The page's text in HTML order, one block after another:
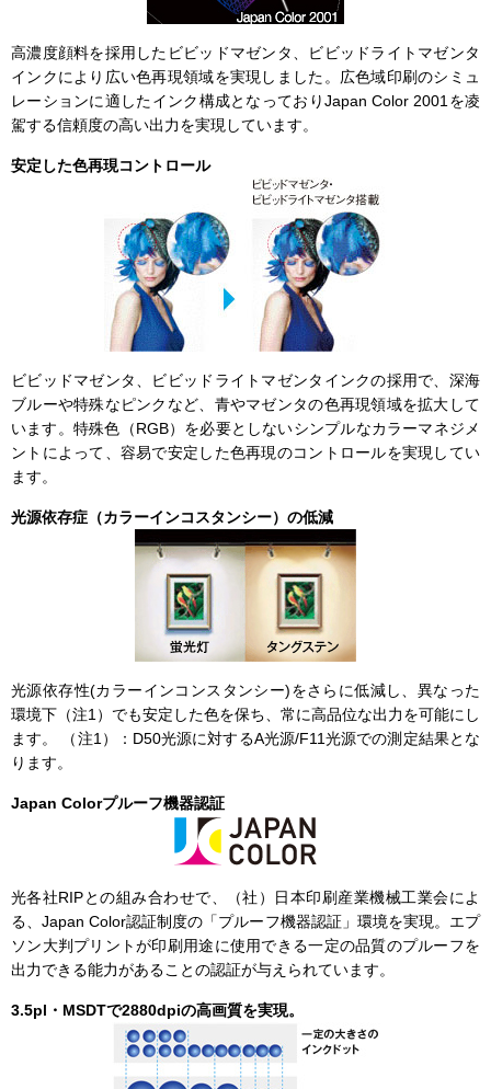
高濃度顔料を採用したビビッドマゼンタ、ビビッドライトマゼンタ
インクにより広い色再現領域を実現しました。広色域印刷のシミュ
レーションに適したインク構成となっておりJapan Color 2001を凌
駕する信頼度の高い出力を実現しています。
安定した色再現コントロール
ビビッドマゼンタ、ビビッドライトマゼンタインクの採用で、深海
ブルーや特殊なピンクなど、青やマゼンタの色再現領域を拡大して
います。特殊色（RGB）を必要としないシンプルなカラーマネジメ
ントによって、容易で安定した色再現のコントロールを実現してい
ます。
光源依存症（カラーインコスタンシー）の低減
光源依存性(カラーインコンスタンシー)をさらに低減し、異なった
環境下（注1）でも安定した色を保ち、常に高品位な出力を可能にし
ます。 （注1）：D50光源に対するA光源/F11光源での測定結果とな
ります。
Japan Colorプルーフ機器認証
光各社RIPとの組み合わせで、（社）日本印刷産業機械工業会によ
る、Japan Color認証制度の「プルーフ機器認証」環境を実現。エプ
ソン大判プリントが印刷用途に使用できる一定の品質のプルーフを
出力できる能力があることの認証が与えられています。
3.5pl・MSDTで2880dpiの高画質を実現。